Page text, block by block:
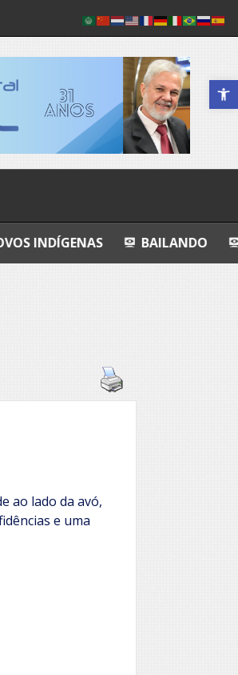
Abrir a
BAILANDO TODO AZUL
ao lado da avó,
e uma